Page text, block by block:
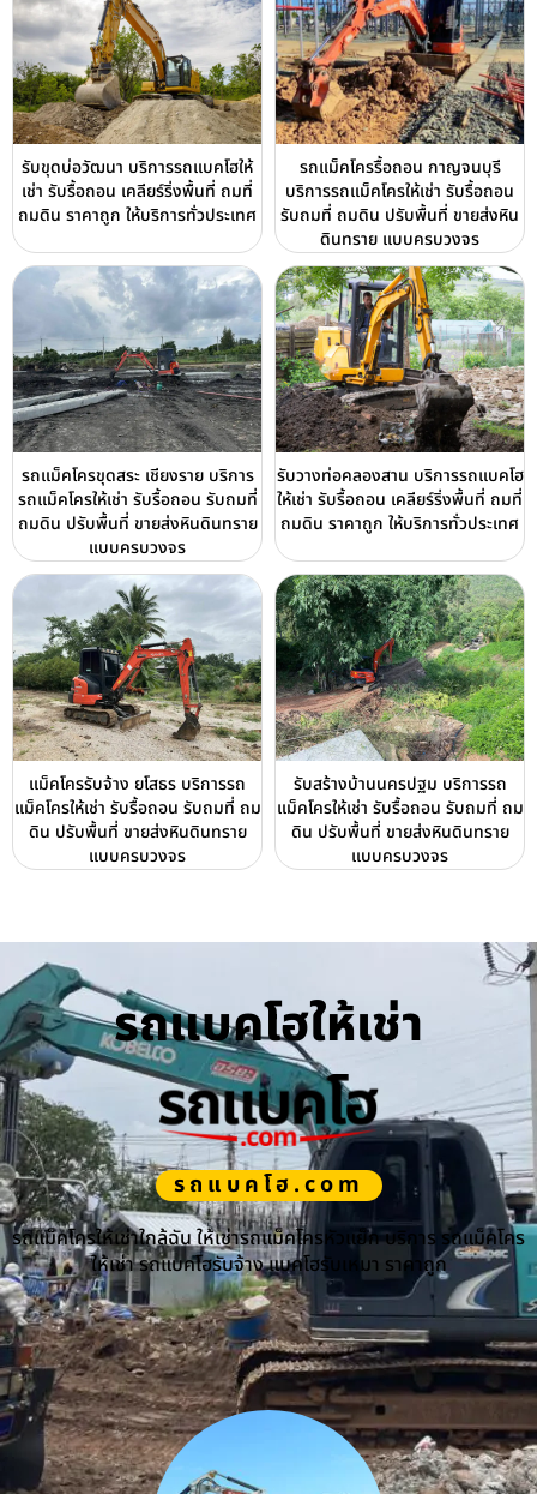
รับขุดบ่อวัฒนา บริการรถแบคโฮให้
เช่า รับรื้อถอน เคลียร์ริ่งพื้นที่ ถมที่
ถมดิน ราคาถูก ให้บริการทั่วประเทศ
รถแม็คโครรื้อถอน กาญจนบุรี
บริการรถแม็คโครให้เช่า รับรื้อถอน
รับถมที่ ถมดิน ปรับพื้นที่ ขายส่งหิน
ดินทราย แบบครบวงจร
รถแม็คโครขุดสระ เชียงราย บริการ
รถแม็คโครให้เช่า รับรื้อถอน รับถมที่
ถมดิน ปรับพื้นที่ ขายส่งหินดินทราย
แบบครบวงจร
รับวางท่อคลองสาน บริการรถแบคโฮ
ให้เช่า รับรื้อถอน เคลียร์ริ่งพื้นที่ ถมที่
ถมดิน ราคาถูก ให้บริการทั่วประเทศ
แม็คโครรับจ้าง ยโสธร บริการรถ
แม็คโครให้เช่า รับรื้อถอน รับถมที่ ถม
ดิน ปรับพื้นที่ ขายส่งหินดินทราย
แบบครบวงจร
รับสร้างบ้านนครปฐม บริการรถ
แม็คโครให้เช่า รับรื้อถอน รับถมที่ ถม
ดิน ปรับพื้นที่ ขายส่งหินดินทราย
แบบครบวงจร
รถแบคโฮให้เช่า
รถแบคโฮ.com
รถแม็คโครให้เช่าใกล้ฉัน ให้เช่ารถแม็คโครหัวแย็ก บริการ รถแม็คโคร
ให้เช่า รถแบคโฮรับจ้าง แบคโฮรับเหมา ราคาถูก